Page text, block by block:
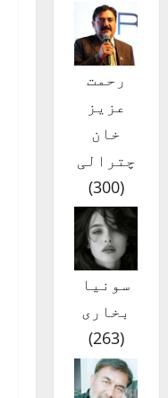
رحمت
عزیز
خان
چترالی
(
300
)
سونیا
بخاری
(
263
)